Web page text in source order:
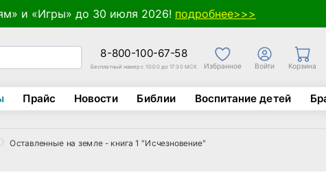
и «Игры» до 30 июля 2026! подробнее>>>
8-800-100-67-58
Бесплатный номер с 10:00 до 17:30 МСК Избранное Войти Корзина
Прайс Новости Библии Воспитание детей
Оставленные на земле - книга 1 "Исчезновение"